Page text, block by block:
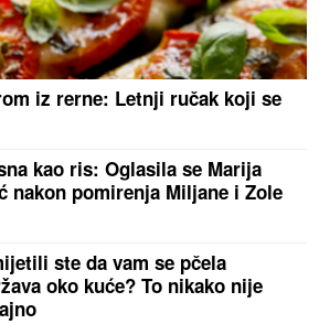
iz rerne: Letnji ručak koji se
kao ris: Oglasila se Marija
nakon pomirenja Miljane i Zole
ste da vam se pčela
oko kuće? To nikako nije